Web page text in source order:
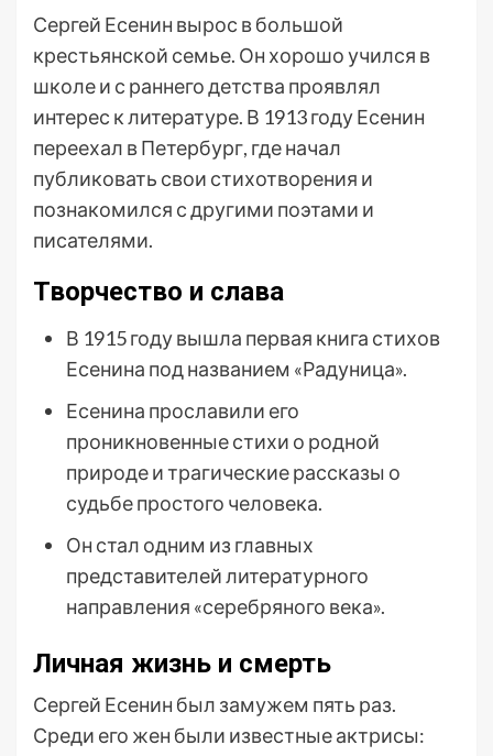
Сергей Есенин вырос в большой
крестьянской семье. Он хорошо учился в
школе и с раннего детства проявлял
интерес к литературе. В 1913 году Есенин
переехал в Петербург, где начал
публиковать свои стихотворения и
познакомился с другими поэтами и
писателями.
Творчество и слава
В 1915 году вышла первая книга стихов
Есенина под названием «Радуница».
Есенина прославили его
проникновенные стихи о родной
природе и трагические рассказы о
судьбе простого человека.
Он стал одним из главных
представителей литературного
направления «серебряного века».
Личная жизнь и смерть
Сергей Есенин был замужем пять раз.
Среди его жен были известные актрисы: